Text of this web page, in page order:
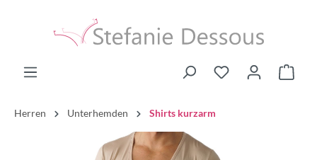
Herren Unterhemden Shirts kurzarm